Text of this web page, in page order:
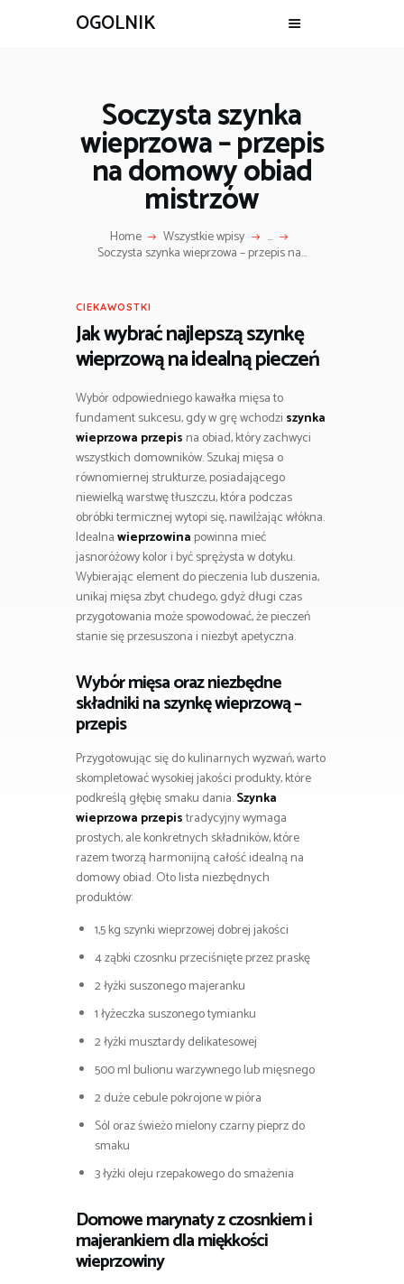
OGOLNIK
Soczysta szynka
wieprzowa – przepis
na domowy obiad
mistrzów
Home Wszystkie wpisy ...
Soczysta szynka wieprzowa – przepis na...
CIEKAWOSTKI
Jak wybrać najlepszą szynkę
wieprzową na idealną pieczeń
Wybór odpowiedniego kawałka mięsa to
fundament sukcesu, gdy w grę wchodzi szynka
wieprzowa przepis na obiad, który zachwyci
wszystkich domowników. Szukaj mięsa o
równomiernej strukturze, posiadającego
niewielką warstwę tłuszczu, która podczas
obróbki termicznej wytopi się, nawilżając włókna.
Idealnawieprzowina powinna mieć
jasnoróżowy kolor i być sprężysta w dotyku.
Wybierając element do pieczenia lub duszenia,
unikaj mięsa zbyt chudego, gdyż długi czas
przygotowania może spowodować, że pieczeń
stanie się przesuszona i niezbyt apetyczna.
Wybór mięsa oraz niezbędne
składniki na szynkę wieprzową –
przepis
Przygotowując się do kulinarnych wyzwań, warto
skompletować wysokiej jakości produkty, które
podkreślą głębię smaku dania.Szynka
wieprzowa przepistradycyjny wymaga
prostych, ale konkretnych składników, które
razem tworzą harmonijną całość idealną na
domowy obiad. Oto lista niezbędnych
produktów:
1,5 kg szynki wieprzowej dobrej jakości
4 ząbki czosnku przeciśnięte przez praskę
2 łyżki suszonego majeranku
1 łyżeczka suszonego tymianku
2 łyżki musztardy delikatesowej
500 ml bulionu warzywnego lub mięsnego
2 duże cebule pokrojone w pióra
Sól oraz świeżo mielony czarny pieprz do
smaku
3 łyżki oleju rzepakowego do smażenia
Domowe marynaty z czosnkiem i
majerankiem dla miękkości
wieprzowiny